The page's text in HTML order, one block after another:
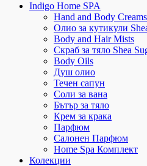
Indigo Home SPA
Hand and Body Creams
Олио за кутикули
Body and Hair Mists
Скраб за тяло Shea
Body Oils
Душ олио
Течен сапун
Соли за вана
Бътър за тяло
Крем за крака
Парфюм
Салонен Парфюм
Home Spa Комплект
Колекции